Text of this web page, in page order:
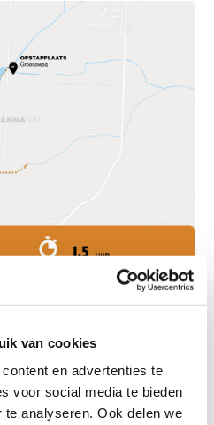
van cookies
en advertenties te
voor social media te bieden
analyseren. Ook delen we
hebben? Wij bieden all around
zijn zeer geschikt voor beginners
sup board erg stabiel zijn.